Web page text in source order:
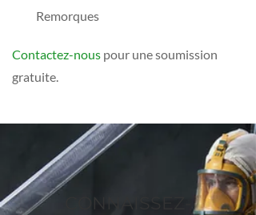
Remorques
Contactez-nous pour une soumission
gratuite.
CONNAISSEZ-